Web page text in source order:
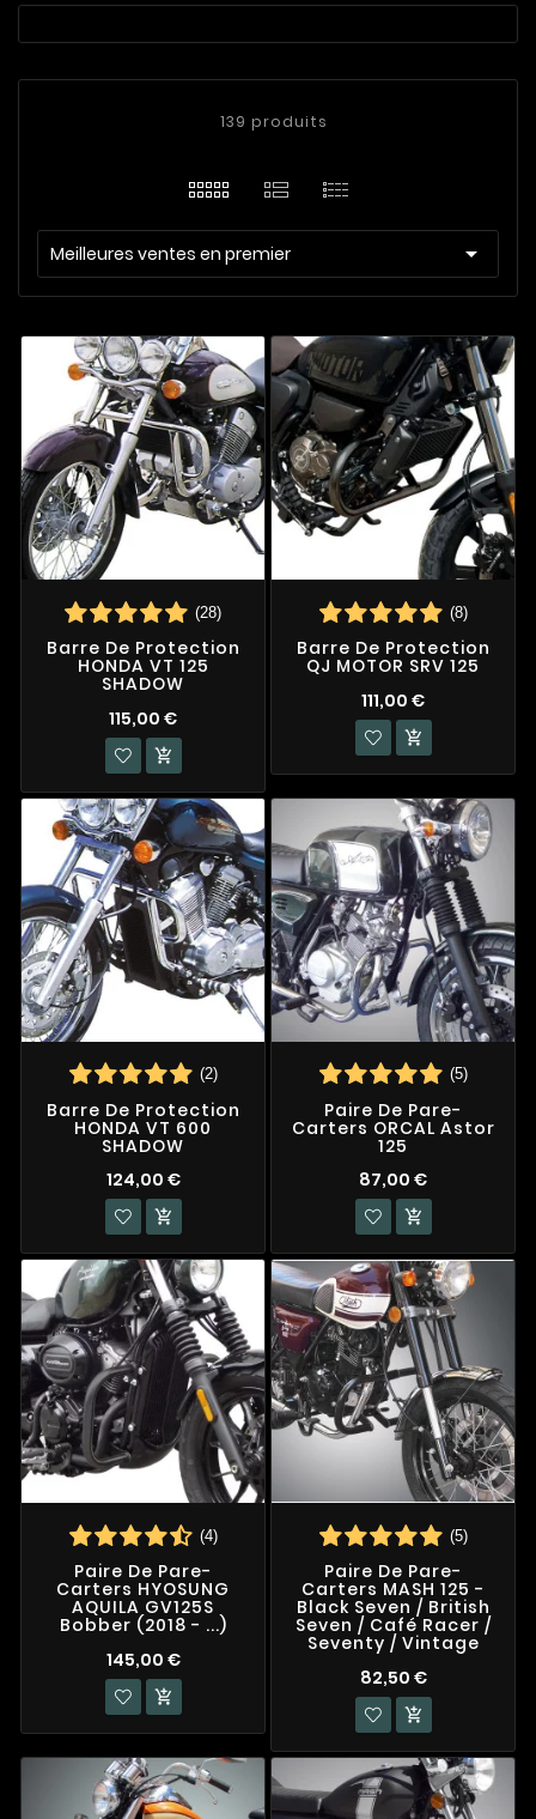
139 produits
Meilleures ventes en premier 
(28)
Barre De Protection
HONDA VT 125
SHADOW
115,00 €

(8)
Barre De Protection
QJ MOTOR SRV 125
111,00 €

(2)
Barre De Protection
HONDA VT 600
SHADOW
124,00 €

(5)
Paire De Pare-
Carters ORCAL Astor
125
87,00 €

(4)
Paire De Pare-
Carters HYOSUNG
AQUILA GV125S
Bobber (2018 - ...)
145,00 €

(5)
Paire De Pare-
Carters MASH 125 -
Black Seven / British
Seven / Café Racer /
Seventy / Vintage
82,50 €
